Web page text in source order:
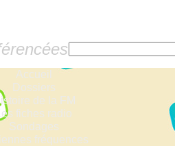
Accueil
Dossiers
de la FM
fiches radio
Sondages
fréquences